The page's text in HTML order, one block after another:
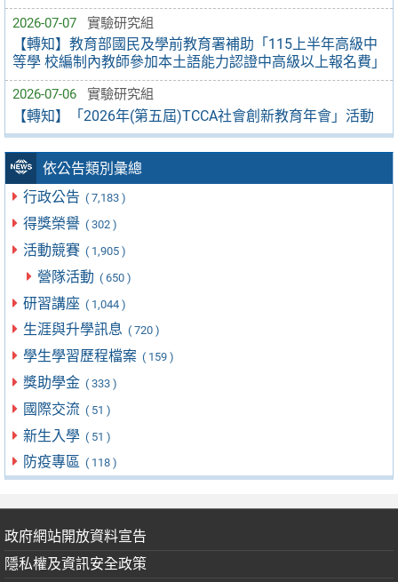
2026-07-07 實驗研究組
【轉知】教育部國民及學前教育署補助「115上半年高級中
等學 校編制內教師參加本土語能力認證中高級以上報名費」
2026-07-06 實驗研究組
【轉知】「2026年(第五屆)TCCA社會創新教育年會」活動
依公告類別彙總
行政公告 ( 7,183 )
得獎榮譽 ( 302 )
活動競賽 ( 1,905 )
營隊活動 ( 650 )
研習講座 ( 1,044 )
生涯與升學訊息 ( 720 )
學生學習歷程檔案 ( 159 )
獎助學金 ( 333 )
國際交流 ( 51 )
新生入學 ( 51 )
防疫專區 ( 118 )
政府網站開放資料宣告
隱私權及資訊安全政策